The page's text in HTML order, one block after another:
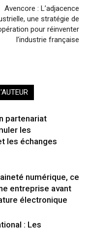
Avencore : L’adjacence
une stratégie de
pour réinventer
l’industrie française
partenariat
les
les échanges
numérique, ce
entreprise avant
électronique
: Les